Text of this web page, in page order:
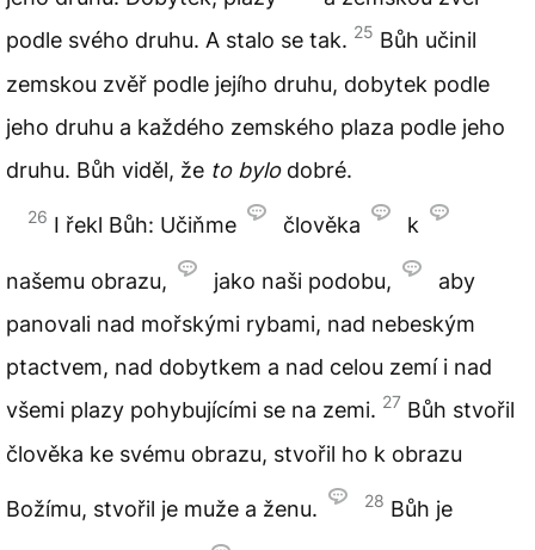
podle svého druhu. A stalo se tak. 25 Bůh učinil
zemskou zvěř podle jejího druhu, dobytek podle
jeho druhu a každého zemského plaza podle jeho
druhu. Bůh viděl, že to bylodobré.
26 I řekl Bůh: Učiňme člověka k
našemu obrazu, jako naši podobu,
aby
panovali nad mořskými rybami, nad nebeským
ptactvem, nad dobytkem a nad celou zemí i nad
všemi plazy pohybujícími se na zemi. 27 Bůh stvořil
člověka ke svému obrazu, stvořil ho k obrazu
Božímu, stvořil je muže a ženu. 28 Bůh je